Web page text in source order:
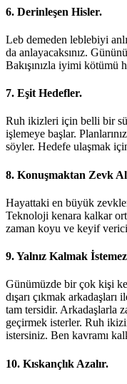
6. Derinleşen Hisler.
Leb demeden leblebiyi
da anlayacaksınız.
Bakışınızla iyimi kötümü
7. Eşit Hedefler.
Ruh ikizleri için belli bir
işlemeye başlar.
söyler. Hedefe ulaşmak
8. Konuşmaktan Zevk
Hayattaki en büyük
Teknoloji kenara kalkar
zaman koyu ve keyif
9. Yalnız Kalmak
Günümüzde bir çok kişi
dışarı çıkmak
tam tersidir. Arkadaşlarla
geçirmek isterler. Ruh
istersiniz. Ben kavramı
10. Kıskançlık Azalır.